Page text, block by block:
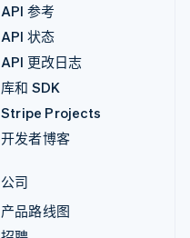
API 参考
API 状态
API 更改日志
库和 SDK
Stripe Projects
开发者博客
公司
产品路线图